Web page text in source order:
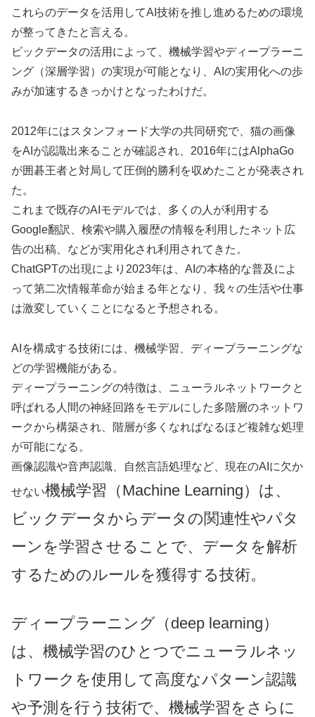
これらのデータを活用してAI技術を推し進めるための環境
が整ってきたと言える。
ビックデータの活用によって、機械学習やディープラーニ
ング（深層学習）の実現が可能となり、AIの実用化への歩
みが加速するきっかけとなったわけだ。
2012年にはスタンフォード大学の共同研究で、猫の画像
をAIが認識出来ることが確認され、2016年にはAlphaGo
が囲碁王者と対局して圧倒的勝利を収めたことが発表され
た。
これまで既存のAIモデルでは、多くの人が利用する
Google翻訳、検索や購入履歴の情報を利用したネット広
告の出稿、などが実用化され利用されてきた。
ChatGPTの出現により2023年は、AIの本格的な普及によ
って第二次情報革命が始まる年となり、我々の生活や仕事
は激変していくことになると予想される。
AIを構成する技術には、機械学習、ディープラーニングな
どの学習機能がある。
ディープラーニングの特徴は、ニューラルネットワークと
呼ばれる人間の神経回路をモデルにした多階層のネットワ
ークから構築され、階層が多くなればなるほど複雑な処理
が可能になる。
画像認識や音声認識、自然言語処理など、現在のAIに欠か
せない機械学習（Machine Learning）は、
ビックデータからデータの関連性やパタ
ーンを学習させることで、データを解析
するためのルールを獲得する技術。
ディープラーニング（deep learning）
は、機械学習のひとつでニューラルネッ
トワークを使用して高度なパターン認識
や予測を行う技術で、機械学習をさらに